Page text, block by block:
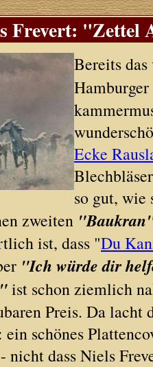
Frevert: "Zettel
Bereits
Hamburger
Ecke
so gut, wie
zweiten
ist, dass "Du
"Ich würde dir
ist schon ziemlich
Preis. Da
ein schönes
- nicht dass Niels